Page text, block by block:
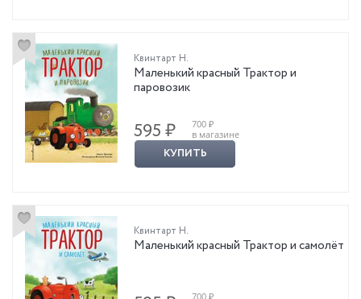
Квинтарт Н.
Маленький красный Трактор и
паровозик
595 ₽
700 ₽
в магазине
КУПИТЬ
Квинтарт Н.
Маленький красный Трактор и самолёт
700 ₽